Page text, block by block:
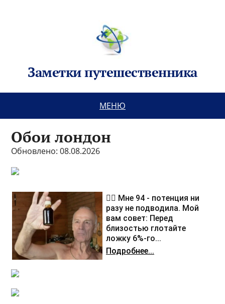
Заметки путешественника
МЕНЮ
Обои лондон
Обновлено: 08.08.2026
❤️‍🔥 Мне 94 - потенция ни
разу не подводила. Мой
вам совет: Перед
близостью глотайте
ложку 6%-го...
Подробнее...